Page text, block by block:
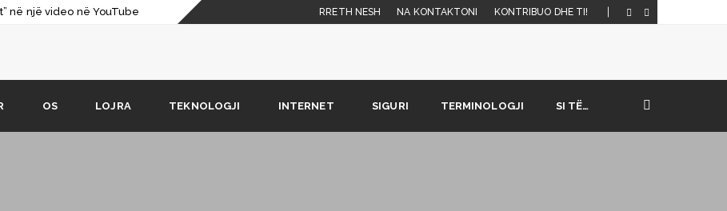
në një video në YouTube
tuaj?
RRETH NESH NA KONTAKTONI KONTRIBUO DHE TI!
OS LOJRA TEKNOLOGJI INTERNET SIGURI TERMINOLOGJI SI TË…